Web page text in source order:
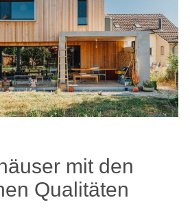
mit den
Qualitäten